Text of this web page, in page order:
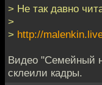
> Не так давно
>
> http://
Видео "Семейный
склеили кадры.